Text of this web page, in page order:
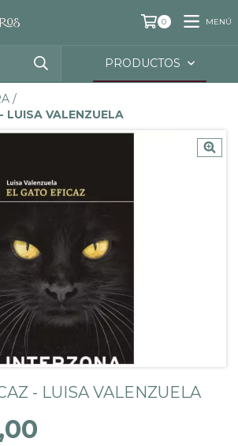
0 MENÚ
PRODUCTOS
/
LUISA VALENZUELA
- LUISA VALENZUELA